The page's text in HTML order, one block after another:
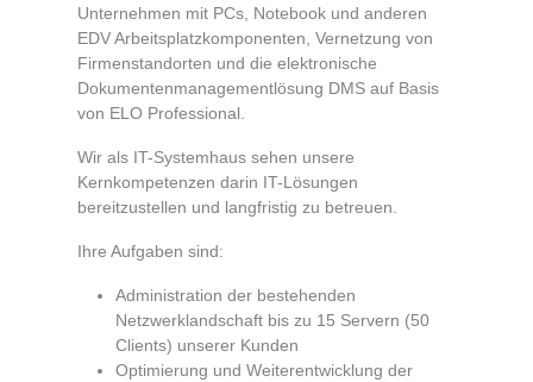
Unternehmen mit PCs, Notebook und anderen
EDV Arbeitsplatzkomponenten, Vernetzung von
Firmenstandorten und die elektronische
Dokumentenmanagementlösung DMS auf Basis
von ELO Professional.
Wir als IT-Systemhaus sehen unsere
Kernkompetenzen darin IT-Lösungen
bereitzustellen und langfristig zu betreuen.
Ihre Aufgaben sind:
Administration der bestehenden
Netzwerklandschaft bis zu 15 Servern (50
Clients) unserer Kunden
Optimierung und Weiterentwicklung der